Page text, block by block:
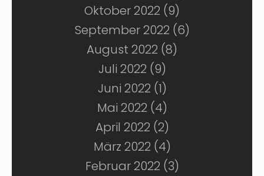
Oktober 2022 (9)
September 2022 (6)
August 2022 (8)
Juli 2022 (9)
Juni 2022 (1)
Mai 2022 (4)
April 2022 (2)
März 2022 (4)
Februar 2022 (3)